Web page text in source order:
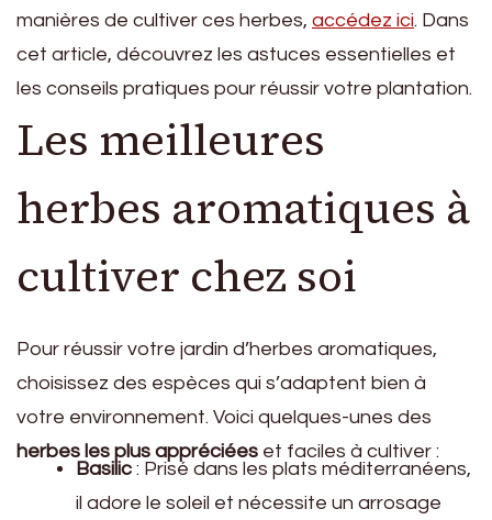
manières de cultiver ces herbes, accédez ici. Dans
cet article, découvrez les astuces essentielles et
les conseils pratiques pour réussir votre plantation.
Les meilleures
herbes aromatiques à
cultiver chez soi
Pour réussir votre jardin d’herbes aromatiques,
choisissez des espèces qui s’adaptent bien à
votre environnement. Voici quelques-unes des
herbes les plus appréciées et faciles à cultiver :
Basilic : Prisé dans les plats méditerranéens,
il adore le soleil et nécessite un arrosage